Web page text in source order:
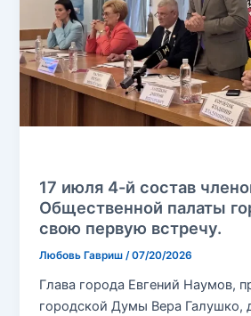
17 июля 4-й состав
Общественной палаты
свою первую встречу.
Любовь Гавриш/07/20/2026
Глава города Евгений Наумов,
городской Думы Вера Галушко,